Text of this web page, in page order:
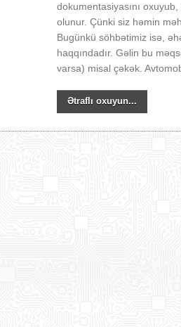
dokumentasiyasını
olunur. Çünki siz həmin
Bugünkü söhbətimiz isə,
haqqındadır. Gəlin bu
varsa) misal çəkək.
Ətraflı oxuyun...